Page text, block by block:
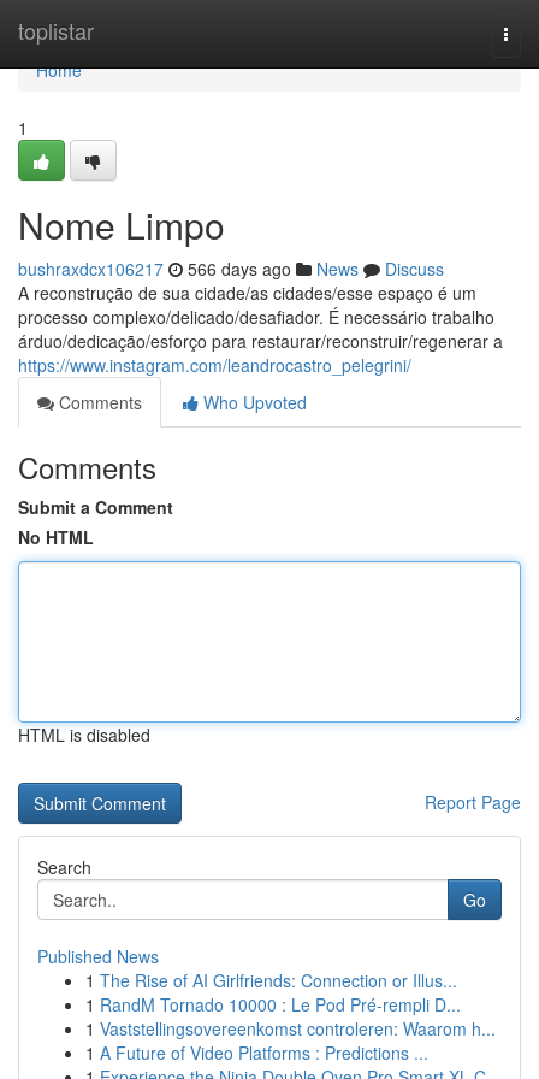
toplistar
Home
Home
1
Nome Limpo
bushraxdcx106217 566 days ago News
Discuss
A reconstrução de sua cidade/as cidades/esse espaço é um
processo complexo/delicado/desafiador. É necessário trabalho
árduo/dedicação/esforço para restaurar/reconstruir/regenerar a
https://www.instagram.com/leandrocastro_pelegrini/
Comments
Who Upvoted
Comments
Submit a Comment
No HTML
HTML is disabled
Report Page
Search
Go
Published News
1 The Rise of AI Girlfriends: Connection or Illus...
1 RandM Tornado 10000 : Le Pod Pré-rempli D...
1 Vaststellingsovereenkomst controleren: Waarom h...
1 A Future of Video Platforms : Predictions ...